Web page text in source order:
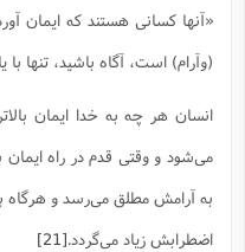
«آنها کسانی هستند که ایمان
(وآرام) است، آگاه باشید، تنها
انسان هر چه به خدا ایمان
می‌شود و وقتی قدم در راه
به آرامش مطلق می‌رسد و
اضطرابش زیاد می‌گردد.[21]